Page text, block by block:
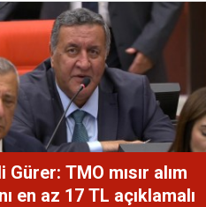
Gürer: TMO mısır alım
en az 17 TL açıklamalı